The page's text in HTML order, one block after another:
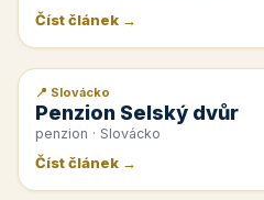
Číst článek →
📰 PR článek
📍 Slovácko
Penzion Selský dvůr
penzion · Slovácko
Číst článek →